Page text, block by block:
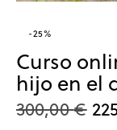
-25%
Curso
hijo en el
300,00€